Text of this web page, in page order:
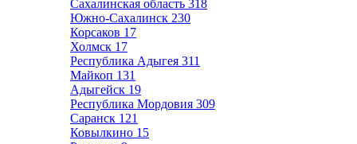
Сахалинская область 318
Южно-Сахалинск 230
Корсаков 17
Холмск 17
Республика Адыгея 311
Майкоп 131
Адыгейск 19
Республика Мордовия 309
Саранск 121
Ковылкино 15